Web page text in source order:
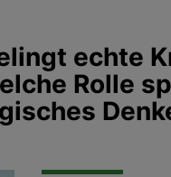
echte
Rolle